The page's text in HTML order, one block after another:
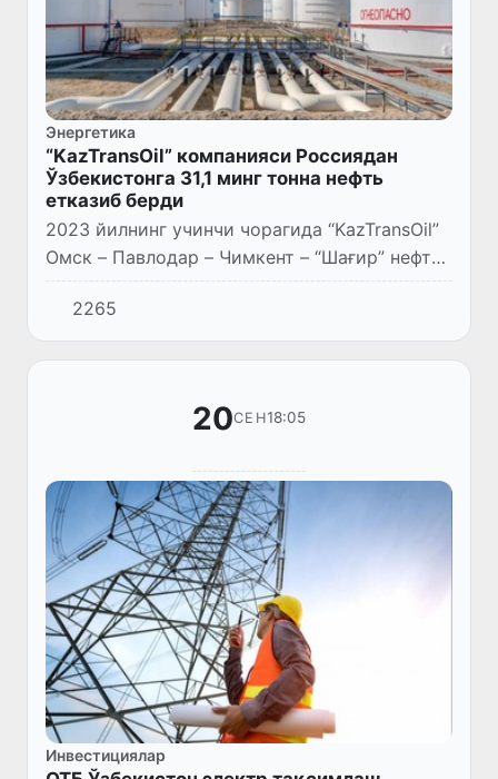
Энергетика
“KazTransOil” компанияси Россиядан
Ўзбекистонга 31,1 минг тонна нефть
етказиб берди
2023 йилнинг учинчи чорагида “KazTransOil”
Омск – Павлодар – Чимкент – “Шағир” нефть
эстакадаси йўналиши бўйича Қозоғистон
ҳудуди орқали Ўзбекистонга 31,1 минг тонна
Россия нефтини...
2265
20СЕН18:05
Инвестициялар